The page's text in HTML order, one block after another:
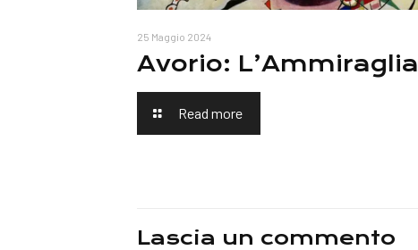
25 Maggio 2024
Avorio: L’Ammiraglia
Read more
Lascia un commento